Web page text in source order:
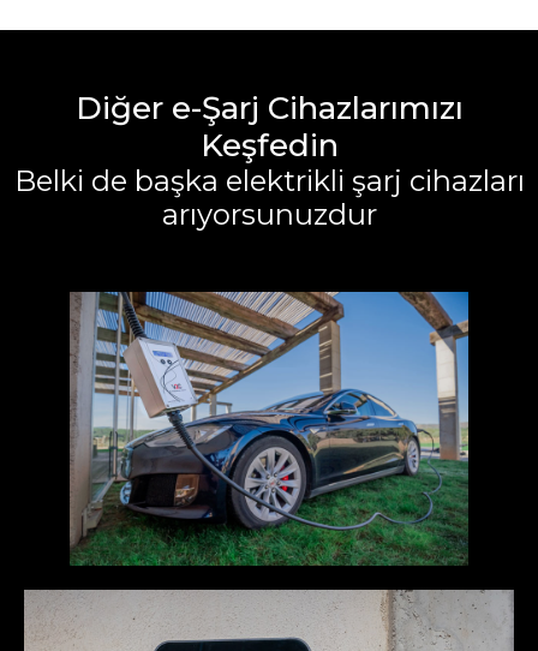
Diğer e-Şarj Cihazlarımızı
Keşfedin
Belki de başka elektrikli şarj cihazları
arıyorsunuzdur